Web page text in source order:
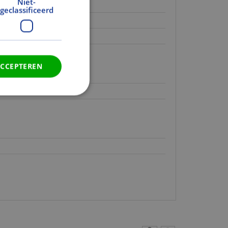
geclassificeerd